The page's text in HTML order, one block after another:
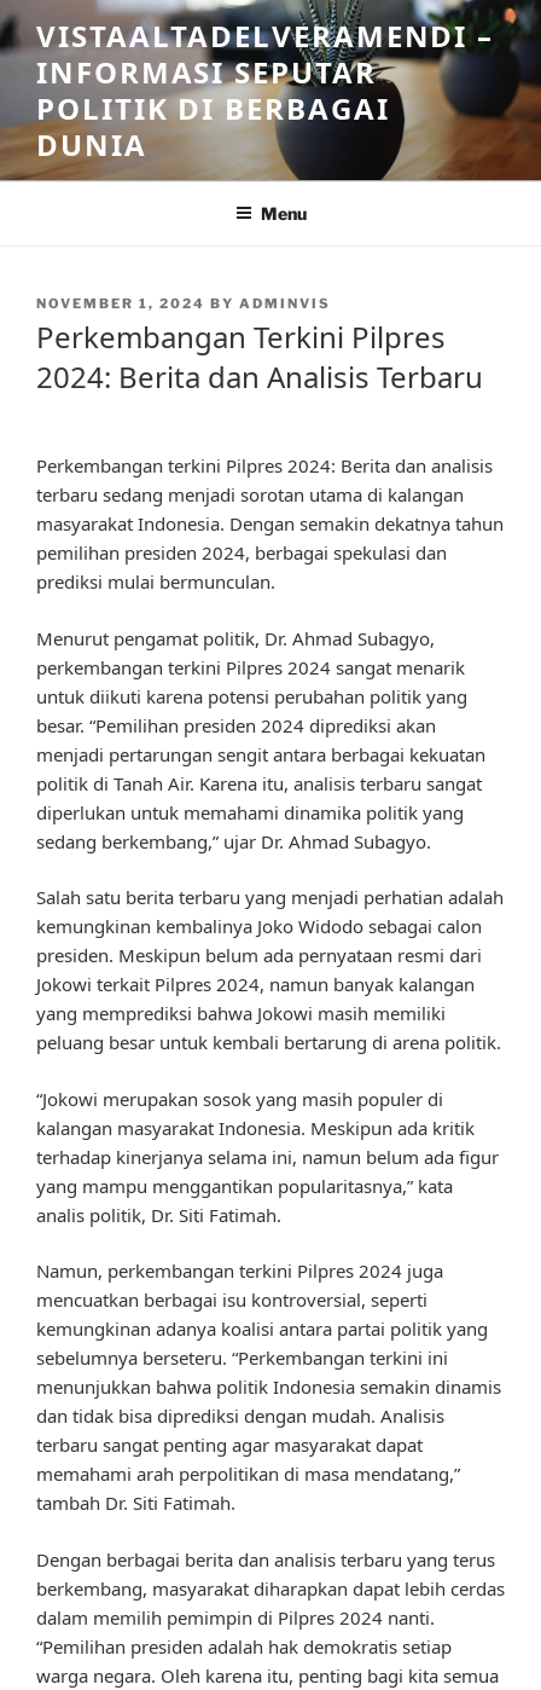
Skip
to
content
VISTAALTADELVERAMENDI –
INFORMASI SEPUTAR
POLITIK DI BERBAGAI
DUNIA
Menu
POSTED
NOVEMBER 1, 2024 BY ADMINVIS
Perkembangan Terkini Pilpres
2024: Berita dan Analisis Terbaru
Perkembangan terkini Pilpres 2024: Berita dan analisis
terbaru sedang menjadi sorotan utama di kalangan
masyarakat Indonesia. Dengan semakin dekatnya tahun
pemilihan presiden 2024, berbagai spekulasi dan
prediksi mulai bermunculan.
Menurut pengamat politik, Dr. Ahmad Subagyo,
perkembangan terkini Pilpres 2024 sangat menarik
untuk diikuti karena potensi perubahan politik yang
besar. “Pemilihan presiden 2024 diprediksi akan
menjadi pertarungan sengit antara berbagai kekuatan
politik di Tanah Air. Karena itu, analisis terbaru sangat
diperlukan untuk memahami dinamika politik yang
sedang berkembang,” ujar Dr. Ahmad Subagyo.
Salah satu berita terbaru yang menjadi perhatian adalah
kemungkinan kembalinya Joko Widodo sebagai calon
presiden. Meskipun belum ada pernyataan resmi dari
Jokowi terkait Pilpres 2024, namun banyak kalangan
yang memprediksi bahwa Jokowi masih memiliki
peluang besar untuk kembali bertarung di arena politik.
“Jokowi merupakan sosok yang masih populer di
kalangan masyarakat Indonesia. Meskipun ada kritik
terhadap kinerjanya selama ini, namun belum ada figur
yang mampu menggantikan popularitasnya,” kata
analis politik, Dr. Siti Fatimah.
Namun, perkembangan terkini Pilpres 2024 juga
mencuatkan berbagai isu kontroversial, seperti
kemungkinan adanya koalisi antara partai politik yang
sebelumnya berseteru. “Perkembangan terkini ini
menunjukkan bahwa politik Indonesia semakin dinamis
dan tidak bisa diprediksi dengan mudah. Analisis
terbaru sangat penting agar masyarakat dapat
memahami arah perpolitikan di masa mendatang,”
tambah Dr. Siti Fatimah.
Dengan berbagai berita dan analisis terbaru yang terus
berkembang, masyarakat diharapkan dapat lebih cerdas
dalam memilih pemimpin di Pilpres 2024 nanti.
“Pemilihan presiden adalah hak demokratis setiap
warga negara. Oleh karena itu, penting bagi kita semua